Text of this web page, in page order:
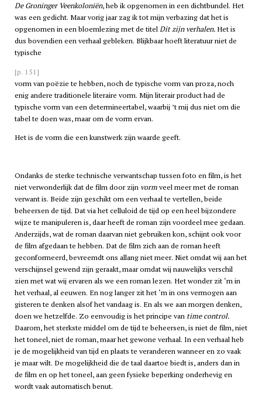
De Groninger Veenkoloniën, heb ik opgenomen in een dichtbundel. Het
was een gedicht. Maar vorig jaar zag ik tot mijn verbazing dat het is
opgenomen in een bloemlezing met de titelDit zijn verhalen.Het is
dus bovendien een verhaal gebleken. Blijkbaar hoeft literatuur niet de
typische
[p. 151]
vorm van poëzie te hebben, noch de typische vorm van proza, noch
enig andere traditionele literaire vorm. Mijn literair product had de
typische vorm van een determineertabel, waarbij ’t mij dus niet om die
tabel te doen was, maar om de vorm ervan.
Het is de vorm die een kunstwerk zijn waarde geeft.
Ondanks de sterke technische verwantschap tussen foto en film, is het
niet verwonderlijk dat de film door zijn vormveel meer met de roman
verwant is. Beide zijn geschikt om een verhaal te vertellen, beide
beheersen de tijd. Dat via het celluloid de tijd op een heel bijzondere
wijze te manipuleren is, daar heeft de roman zijn voordeel mee gedaan.
Anderzijds, wat de roman daarvan niet gebruiken kon, schijnt ook voor
de film afgedaan te hebben. Dat de film zich aan de roman heeft
geconformeerd, bevreemdt ons allang niet meer. Niet omdat wij aan het
verschijnsel gewend zijn geraakt, maar omdat wij nauwelijks verschil
zien met wat wij ervaren als we een roman lezen. Het wonder zit ‘m in
het verhaal, al eeuwen. En nog langer zit het ‘m in ons vermogen aan
gisteren te denken alsof het vandaag is. En als we aan morgen denken,
doen we hetzelfde. Zo eenvoudig is het principe van time control.
Daarom, het sterkste middel om de tijd te beheersen, is niet de film, niet
het toneel, niet de roman, maar het gewone verhaal. In een verhaal heb
je de mogelijkheid van tijd en plaats te veranderen wanneer en zo vaak
je maar wilt. De mogelijkheid die de taal daartoe biedt is, anders dan in
de film en op het toneel, aan geen fysieke beperking onderhevig en
wordt vaak automatisch benut.